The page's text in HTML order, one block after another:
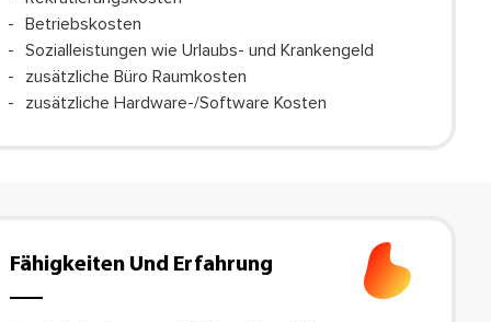
Betriebskosten
Sozialleistungen wie Urlaubs- und Krankengeld
zusätzliche Büro Raumkosten
zusätzliche Hardware-/Software Kosten
Fähigkeiten Und Erfahrung